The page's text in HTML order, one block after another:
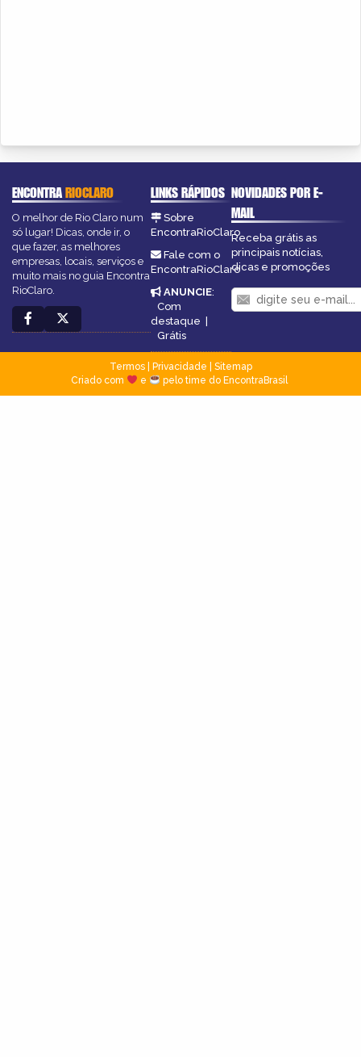
ENCONTRARIOCLARO
O melhor de Rio Claro num
só lugar! Dicas, onde ir, o
que fazer, as melhores
empresas, locais, serviços e
muito mais no guia Encontra
RioClaro.
LINKS RÁPIDOS
Sobre
EncontraRioClaro
Fale com o
EncontraRioClaro
ANUNCIE:
Com
destaque
Grátis
NOVIDADES POR E-
MAIL
Receba grátis as
principais notícias,
dicas e promoções
Termos| Privacidade
Sitemap
Criado com
e pelo time do EncontraBrasil